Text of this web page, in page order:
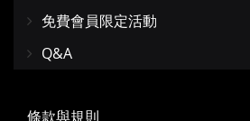
免費會員限定活動
Q&A
條款與規則